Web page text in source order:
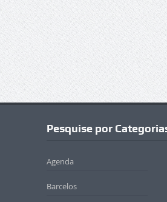
Pesquise por
Agenda
Barcelos